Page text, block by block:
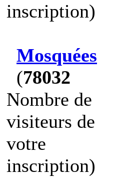
inscription)
Mosquées
(78032
Nombre de
visiteurs de
votre
inscription)